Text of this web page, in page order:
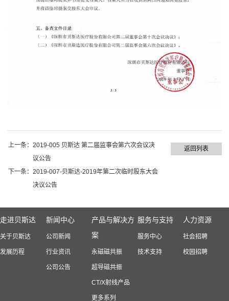
上一条：2019-005 贝斯达 第二届监事会第六次会议决
议公告
下一条：2019-007-贝斯达-2019年第二次临时股东大会
决议公告
返回列表
走进贝斯达
关于贝斯达
发展历程
新闻中心
公司新闻
行业资讯
公司公告
产品与解决方
案
永磁磁共振
超导磁共振
CT/X射线产品
更多系列
服务与支持
服务中心
技术支持
人力资源
社会招聘
校园招聘